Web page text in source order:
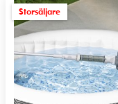
Storsäljare